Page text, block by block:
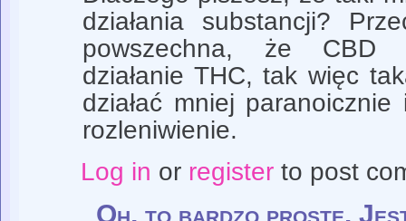
działania substancji?
powszechna, że CBD
działanie THC, tak więc
działać mniej
rozleniwienie.
Log in or registerto post
Oh, to bardzo proste.